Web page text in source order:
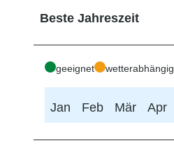
Beste Jahreszeit
geeignet wetterabhängig
Jan Feb Mär Apr